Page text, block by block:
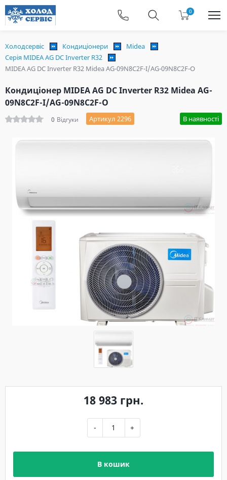
0
Холодсервіс Кондиціонери
Midea
Серія MIDEA AG DC Inverter R32
MIDEA AG DC Inverter R32 Midea AG-09N8C2F-I/AG-09N8C2F-O
Кондиціонер MIDEA AG DC Inverter R32 Midea AG-
09N8C2F-I/AG-09N8C2F-O
0 Відгуки Артикул 2296 В наявності
18 983 грн.
- +
В кошик